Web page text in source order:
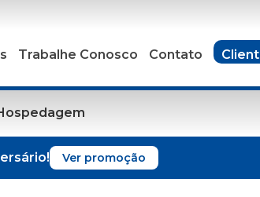
Trabalhe Conosco Contato
Ver promoção